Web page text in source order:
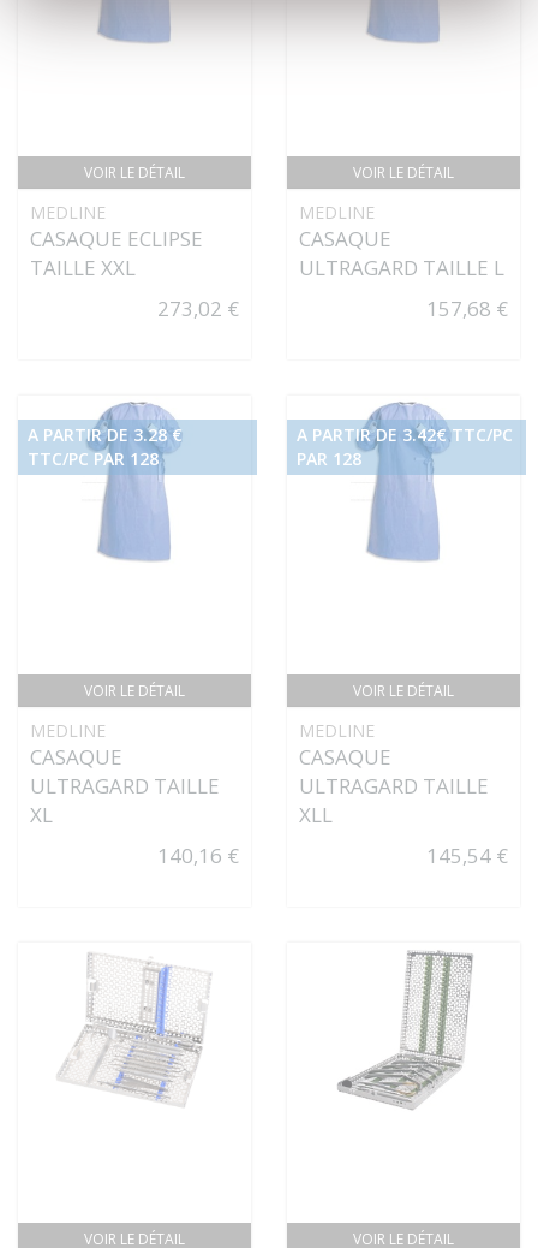
VOIR LE DÉTAIL
MEDLINE
CASAQUE ECLIPSE
TAILLE XXL
273,02 €
VOIR LE DÉTAIL
MEDLINE
CASAQUE
ULTRAGARD TAILLE L
157,68 €
VOIR LE DÉTAIL
A PARTIR DE 3.28 €
TTC/PC PAR 128
MEDLINE
CASAQUE
ULTRAGARD TAILLE
XL
140,16 €
VOIR LE DÉTAIL
A PARTIR DE 3.42€ TTC/PC
PAR 128
MEDLINE
CASAQUE
ULTRAGARD TAILLE
XLL
145,54 €
VOIR LE DÉTAIL VOIR LE DÉTAIL